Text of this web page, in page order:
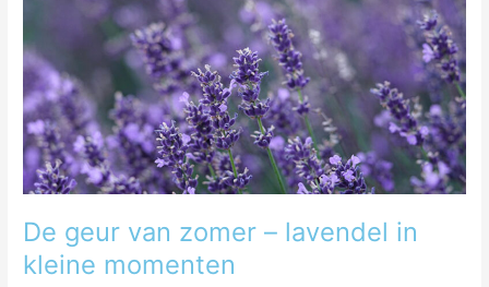
De geur van zomer – lavendel in
kleine momenten
–
lavendel
in
kleine
momenten